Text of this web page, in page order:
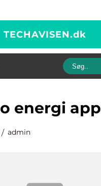
TECHAVISEN.dk
go energi app
admin